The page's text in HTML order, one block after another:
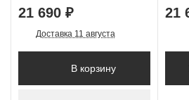
21 690 ₽
Доставка 11 августа
В корзину
21